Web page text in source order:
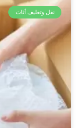
نقل وتغليف أثاث